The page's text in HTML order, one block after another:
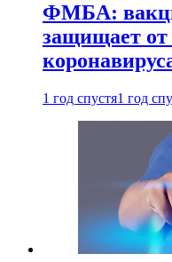
ФМБА:
защищает от
1 год спустя1 год